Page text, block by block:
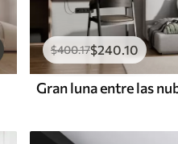
$400.17$240 .10